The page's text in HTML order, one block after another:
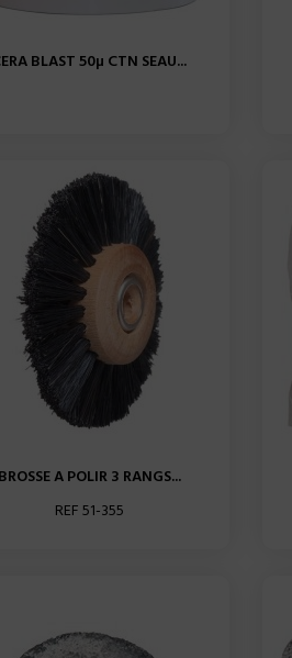
BLAST 50µ CTN SEAU...
A POLIR 3 RANGS...
REF 51-355